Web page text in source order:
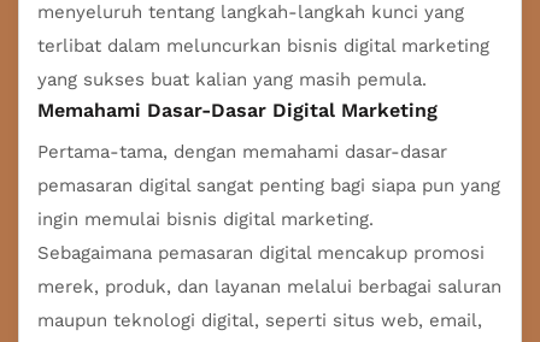
menyeluruh tentang langkah-langkah kunci yang
terlibat dalam meluncurkan bisnis digital marketing
yang sukses buat kalian yang masih pemula.
Memahami Dasar-Dasar Digital Marketing
Pertama-tama, dengan memahami dasar-dasar
pemasaran digital sangat penting bagi siapa pun yang
ingin memulai bisnis digital marketing.
Sebagaimana pemasaran digital mencakup promosi
merek, produk, dan layanan melalui berbagai saluran
maupun teknologi digital, seperti situs web, email,